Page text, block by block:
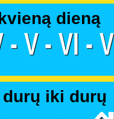
dieną
durų iki durų